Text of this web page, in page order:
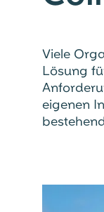
Viele
Lösung
eigenen